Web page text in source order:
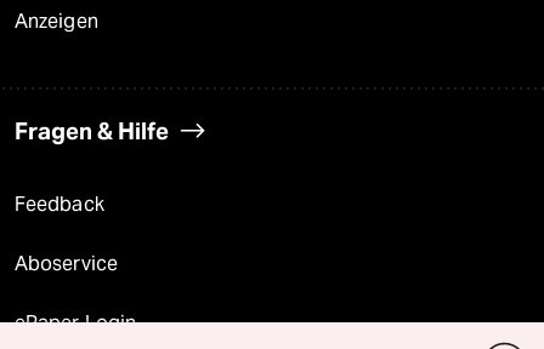
Anzeigen
Fragen & Hilfe
Feedback
Aboservice
ePaper Login